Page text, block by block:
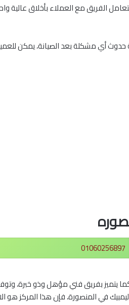
الفريق مع العملاء بأخلاق عالية
أي مشكلة بعد الصيانة، يمكن
01060256897
يتميز بفريق فني مؤهل وذو خبرة،
في المنصورة، فإن هذا المركز هو